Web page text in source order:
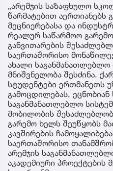
„არემჯის საზაფხულო
წარმატებით აერთიანებს
მეცნიერებასა და
რეალურ საწარმოო
განვითარების
საერთაშორისო
ახალი
მნიშვნელობა შესძინა.
სტუდენტები ერთმანეთს
გამოცდილებას, ეცნობიან
საგანმანათლებლო
მობილობის
გარემო ხელს შეუწყობს
კავშირების
საერთაშორისო
არემჯის
აკადემიური პროექტების